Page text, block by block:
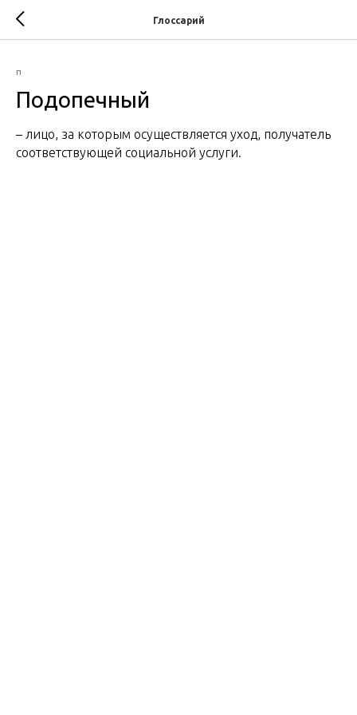
Глоссарий
П
Подопечный
– лицо, за которым осуществляется уход, получатель
соответствующей социальной услуги.